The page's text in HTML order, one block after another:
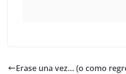
Erase una vez… (o como